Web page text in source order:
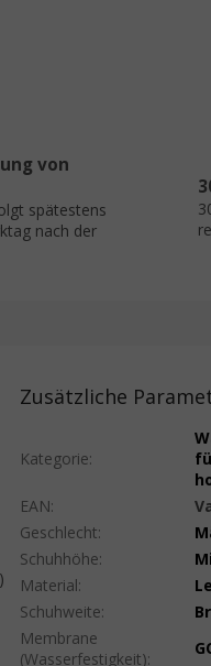
von
spätestens
nach der
Zusätzliche
Kategorie:
EAN:
Geschlecht:
Schuhhöhe:
Material:
Schuhweite:
Membrane
(Wasserfestigkeit):